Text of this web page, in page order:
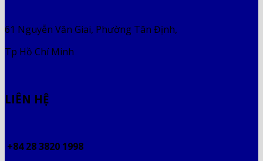
61 Nguyễn Văn Giai, Phường Tân Định,
Tp Hồ Chí Minh
LIÊN HỆ
+84 28 3820 1998